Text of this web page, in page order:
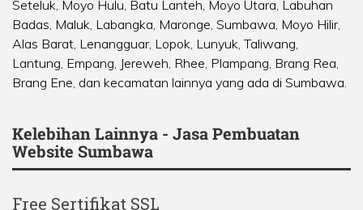
Seteluk, Moyo Hulu, Batu Lanteh, Moyo Utara, Labuhan
Badas, Maluk, Labangka, Maronge, Sumbawa, Moyo Hilir,
Alas Barat, Lenangguar, Lopok, Lunyuk,Taliwang,
Lantung, Empang, Jereweh, Rhee, Plampang, Brang Rea,
Brang Ene, dan kecamatan lainnya yang ada di Sumbawa.
Kelebihan Lainnya - Jasa Pembuatan
Website Sumbawa
Free Sertifikat SSL